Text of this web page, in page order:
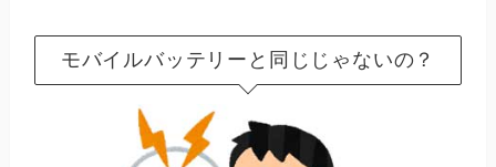
モバイルバッテリーと同じじゃないの？